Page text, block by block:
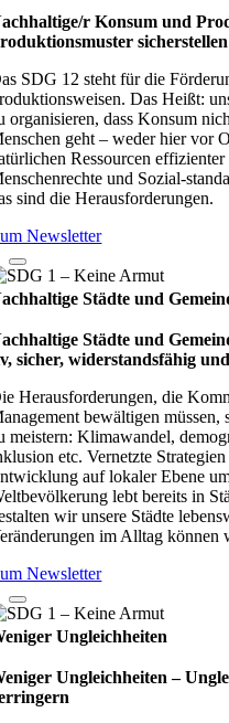
r Konsum und
sicher­stel­len
SDG 12 steht für die
Das Heißt:
organisieren, dass Konsum
geht – weder hier vor
Ressourcen
und Sozial-
sind die Herausforderungen.
Newsletter
Städte und
Städte und
sicher, wider­stands­fä­hig
Herausforderungen, die
bewältigen
meistern: Klimawandel,
etc. Vernetzte
auf lokaler Ebene
lebt bereits in
wir unsere Städte
im Alltag können
Newsletter
Ungleichheiten
Ungleichheiten –